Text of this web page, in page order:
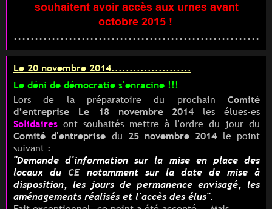
souhaitent avoir accès aux urnes avant
octobre 2015 !
Le 20 novembre 2014......................
Le déni de démocratie s'enracine !!!
Lors de la préparatoire du prochain Comité
d’entreprise
Le 18 novembre 2014 lesélues-es
Solidaires ont souhaités mettre à l'ordre du jour du
Comité d'entreprise du 25 novembre 2014 le point
suivant :
"Demande d'information sur la mise en place des
locaux du CE notamment sur la date de mise à
disposition, les jours de permanence envisagé, les
aménagements réalisés et l'accès des élus".